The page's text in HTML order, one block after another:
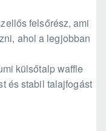
felsőrész, ami
ahol a legjobban
külsőtalp waffle
és stabil talajfogást